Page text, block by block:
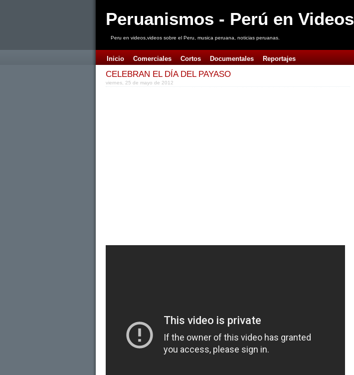
Peruanismos - Perú en Videos
Peru en videos,videos sobre el Peru, musica peruana, noticias peruanas.
Inicio Comerciales Cortos Documentales Reportajes
CELEBRAN EL DÍA DEL PAYASO
viernes, 25 de mayo de 2012